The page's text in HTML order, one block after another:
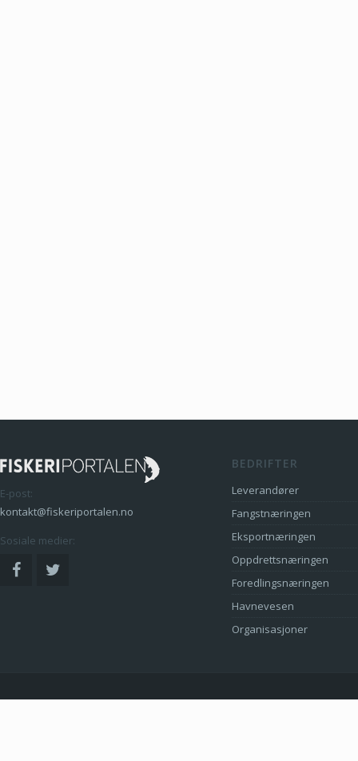
E-post:
kontakt@fiskeriportalen.no
Sosiale medier:
BEDRIFTER
Leverandører
Fangstnæringen
Eksportnæringen
Oppdrettsnæringen
Foredlingsnæringen
Havnevesen
Organisasjoner